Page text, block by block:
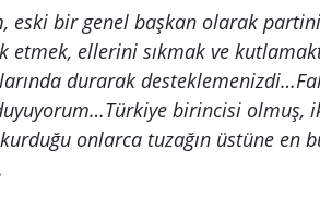
eski bir genel başkan olarak
etmek, ellerini sıkmak ve
durarak
birincisi olmuş,
onlarca tuzağın üstüne en